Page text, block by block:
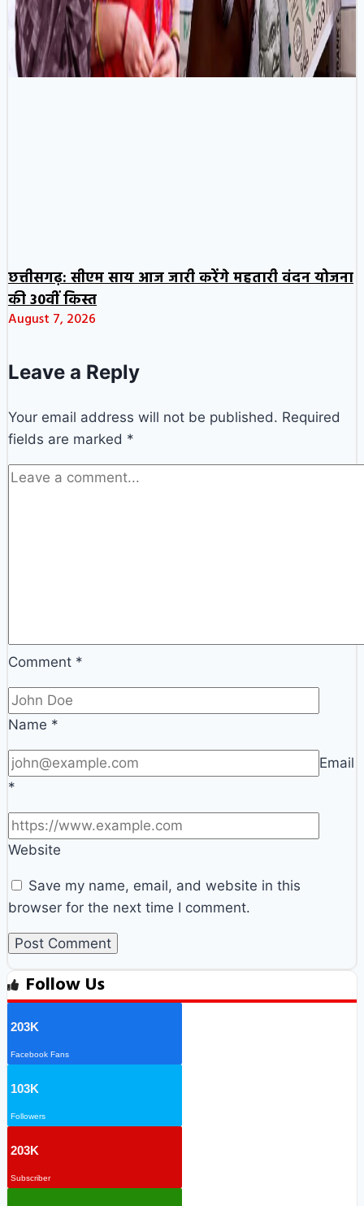
छत्तीसगढ़: सीएम साय आज जारी करेंगे महतारी वंदन योजना
की 30वीं किस्त
August 7, 2026
Leave a Reply
Your email address will not be published. Required
fields are marked *
Comment *
Name *
Email
*
Website
Save my name, email, and website in this
browser for the next time I comment.
Follow Us
203K
Facebook Fans
103K
Followers
203K
Subscriber